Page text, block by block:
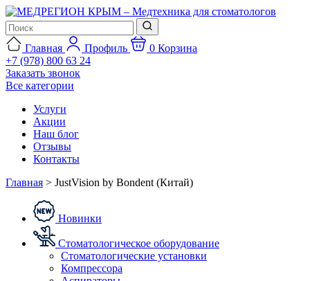
Главная Профиль 0 Корзина
+7 (978) 800 63 24
Заказать звонок
Все категории
Услуги
Акции
Наш блог
Отзывы
Контакты
Главная > JustVision by Bondent (Китай)
Новинки
Стоматологическое оборудование
Стоматологические установки
Компрессора